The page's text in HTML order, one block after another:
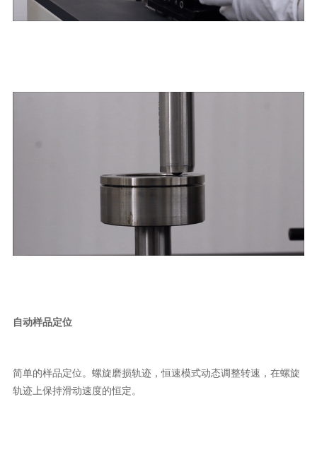
自动样品定位
简单的样品定位。螺旋磨损轨迹，恒速模式动态调整转速，在螺旋
轨迹上保持滑动速度的恒定。